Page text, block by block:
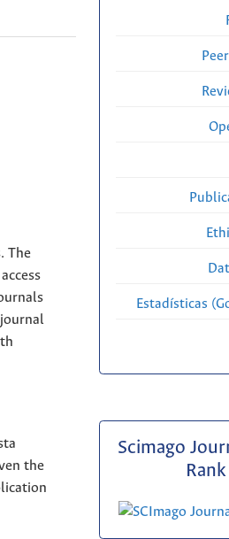
The
the
Estadísticas
Scimago
Rank